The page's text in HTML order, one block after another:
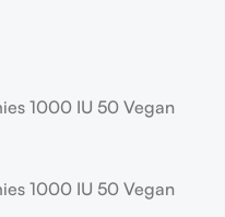
1000 IU 50 Vegan
1000 IU 50 Vegan